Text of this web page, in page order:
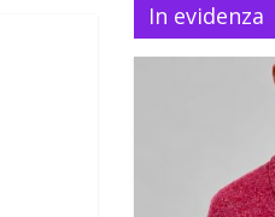
In evidenza